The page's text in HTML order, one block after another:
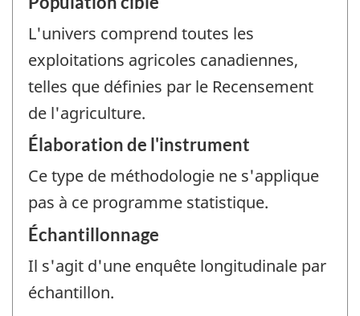
L'univers comprend toutes les
exploitations agricoles canadiennes,
telles que définies par le Recensement
de l'agriculture.
Élaboration de l'instrument
Ce type de méthodologie ne s'applique
pas à ce programme statistique.
Échantillonnage
Il s'agit d'une enquête longitudinale par
échantillon.